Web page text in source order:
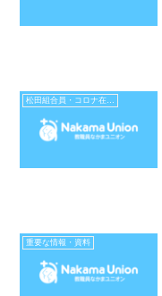
松田組合員・コロナ在宅勤務不払い裁判
重要な情報・資料